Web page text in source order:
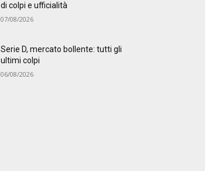
di colpi e ufficialità
07/08/2026
Serie D, mercato bollente: tutti gli
ultimi colpi
06/08/2026